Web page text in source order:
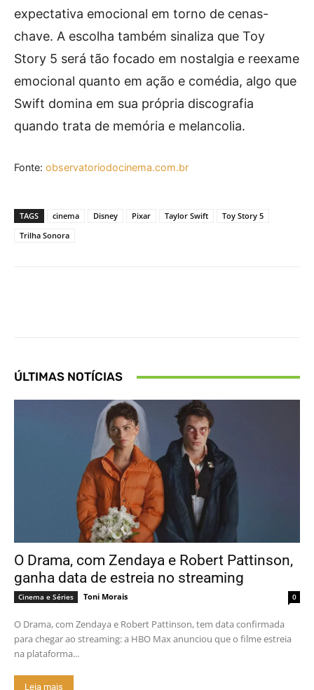
expectativa emocional em torno de cenas-
chave. A escolha também sinaliza que Toy
Story 5 será tão focado em nostalgia e reexame
emocional quanto em ação e comédia, algo que
Swift domina em sua própria discografia
quando trata de memória e melancolia.
Fonte: observatoriodocinema.com.br
TAGS cinema Disney Pixar Taylor Swift
Toy Story 5
Trilha Sonora
ÚLTIMAS NOTÍCIAS
O Drama, com Zendaya e Robert Pattinson,
ganha data de estreia no streaming
Cinema e Séries Toni Morais 0
O Drama, com Zendaya e Robert Pattinson, tem data confirmada
para chegar ao streaming: a HBO Max anunciou que o filme estreia
na plataforma...
Leia mais